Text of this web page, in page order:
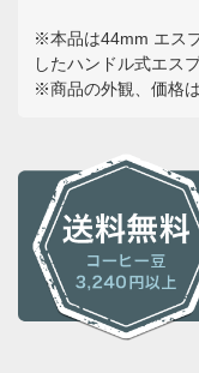
※本品は44mm エス
したハンドル式エス
※商品の外観、価格